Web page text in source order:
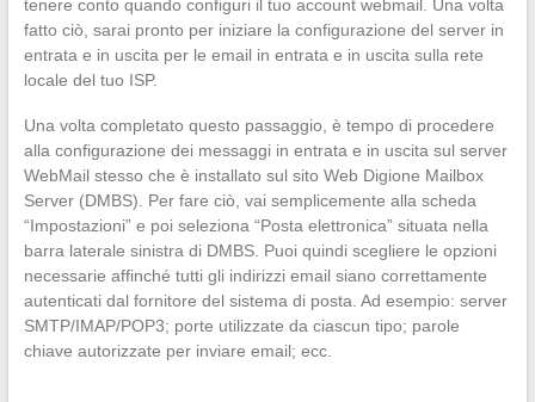
tenere conto quando configuri il tuo account webmail. Una volta
fatto ciò, sarai pronto per iniziare la configurazione del server in
entrata e in uscita per le email in entrata e in uscita sulla rete
locale del tuo ISP.
Una volta completato questo passaggio, è tempo di procedere
alla configurazione dei messaggi in entrata e in uscita sul server
WebMail stesso che è installato sul sito Web Digione Mailbox
Server (DMBS). Per fare ciò, vai semplicemente alla scheda
“Impostazioni” e poi seleziona “Posta elettronica” situata nella
barra laterale sinistra di DMBS. Puoi quindi scegliere le opzioni
necessarie affinché tutti gli indirizzi email siano correttamente
autenticati dal fornitore del sistema di posta. Ad esempio: server
SMTP/IMAP/POP3; porte utilizzate da ciascun tipo; parole
chiave autorizzate per inviare email; ecc.